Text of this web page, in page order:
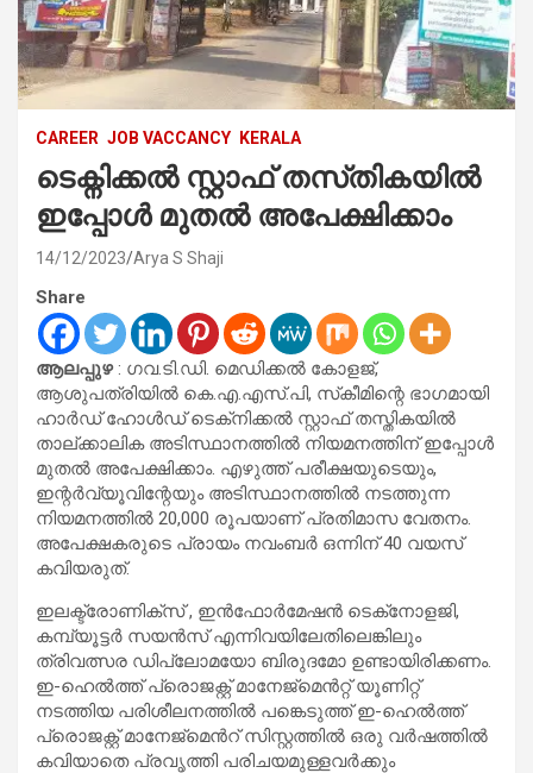
CAREER JOB VACCANCY KERALA
ടെക്നിക്കൽ സ്റ്റാഫ് തസ്‌തികയിൽ
ഇപ്പോൾ മുതൽ അപേക്ഷിക്കാം
14/12/2023 Arya S Shaji
Share
ആലപ്പുഴ: ഗവ.ടി.ഡി. മെഡിക്കൽ കോളജ്,
ആശുപത്രിയിൽ കെ.എ.എസ്.പി, സ്‌കീമിന്റെ ഭാഗമായി
ഹാർഡ് ഹോൾഡ് ടെക്‌നിക്കൽ സ്റ്റാഫ് തസ്തികയിൽ
താല്ക്കാലിക അടിസ്ഥാനത്തിൽ നിയമനത്തിന് ഇപ്പോൾ
മുതൽ അപേക്ഷിക്കാം. എഴുത്ത് പരീക്ഷയുടെയും,
ഇന്റർവ്യൂവിന്റേയും അടിസ്ഥാനത്തിൽ നടത്തുന്ന
നിയമനത്തിൽ 20,000 രൂപയാണ് പ്രതിമാസ വേതനം.
അപേക്ഷകരുടെ പ്രായം നവംബർ ഒന്നിന് 40 വയസ്
കവിയരുത്.
ഇലക്ട്രോണിക്‌സ് , ഇൻഫോർമേഷൻ ടെക്‌നോളജി,
കമ്പ്യൂട്ടർ സയൻസ് എന്നിവയിലേതിലെങ്കിലും
ത്രിവത്സര ഡിപ്ലോമയോ ബിരുദമോ ഉണ്ടായിരിക്കണം.
ഇ-ഹെൽത്ത് പ്രൊജക്റ്റ് മാനേജ്‌മെൻറ്റ് യൂണിറ്റ്
നടത്തിയ പരിശീലനത്തിൽ പങ്കെടുത്ത് ഇ-ഹെൽത്ത്
പ്രൊജക്റ്റ് മാനേജ്മെൻറ് സിസ്റ്റത്തിൽ ഒരു വർഷത്തിൽ
കവിയാതെ പ്രവൃത്തി പരിചയമുള്ളവർക്കും